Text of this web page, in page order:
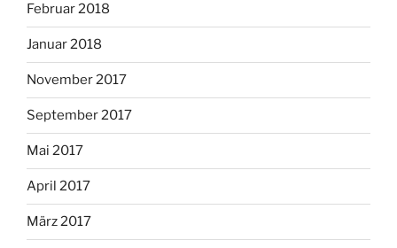
Februar 2018
Januar 2018
November 2017
September 2017
Mai 2017
April 2017
März 2017